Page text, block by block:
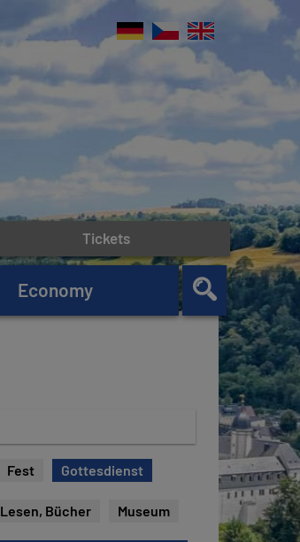
Economy
Tickets
Fest Gottesdienst
Lesen, Bücher Museum